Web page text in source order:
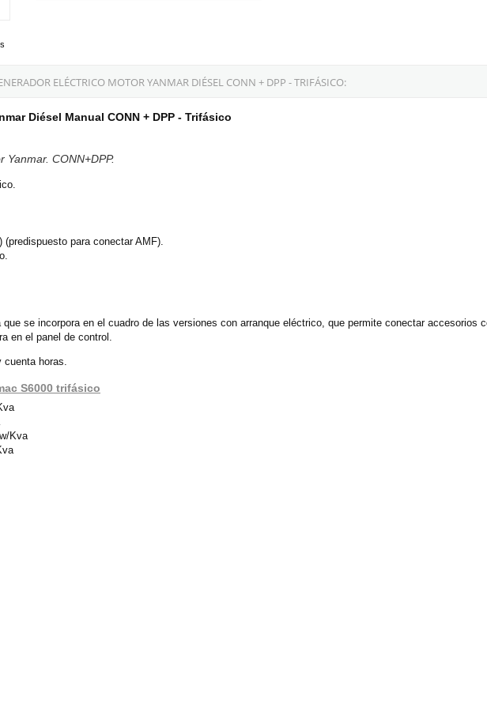
ELÉCTRICO MOTOR YANMAR DIÉSEL CONN + DPP - TRIFÁSICO:
Diésel Manual CONN + DPP - Trifásico
CONN+DPP.
para conectar AMF).
se incorpora en el cuadro de las versiones con arranque eléctrico, que permite conectar accesorios
en el panel de control.
horas.
S6000 trifásico
Kva